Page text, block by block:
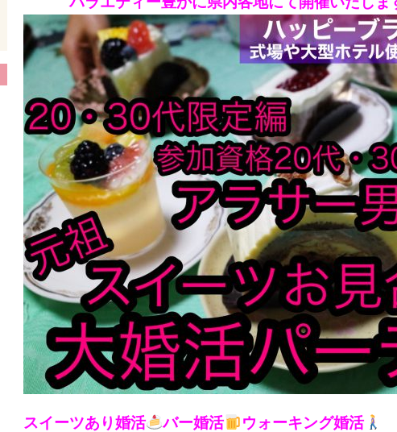
スイーツあり婚活 バー婚活
ウォーキング婚活